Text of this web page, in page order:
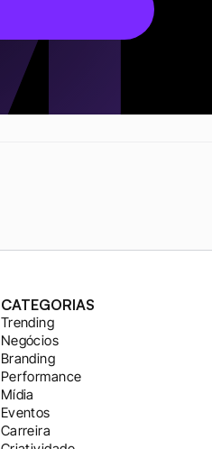
CATEGORIAS
Trending
Negócios
Branding
Performance
Mídia
Eventos
Carreira